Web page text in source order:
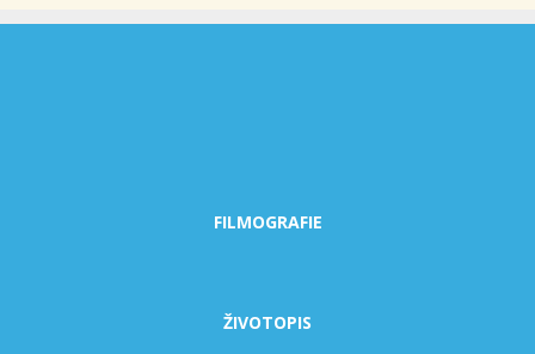
FILMOGRAFIE
ŽIVOTOPIS